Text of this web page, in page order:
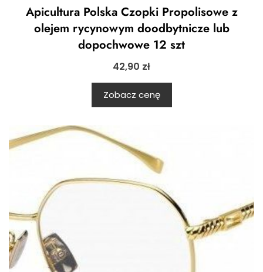
Apicultura Polska Czopki Propolisowe z
olejem rycynowym doodbytnicze lub
dopochwowe 12 szt
42,90 zł
Zobacz cenę